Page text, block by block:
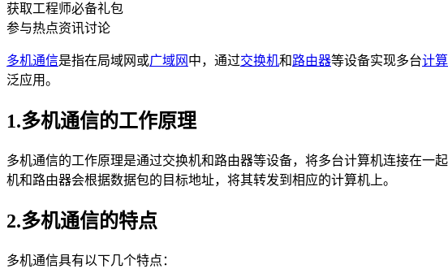
获取工程师必备礼包
参与热点资讯讨论
多机通信是指在局域网或广域网 中，通过交换机和路由器等设备实现多台计
泛应用。
1.多机通信的工作原理
多机通信的工作原理是通过交换机和路由器等设备，将多台计算机连接在
机和路由器会根据数据包的目标地址，将其转发到相应的计算机上。
2.多机通信的特点
多机通信具有以下几个特点：